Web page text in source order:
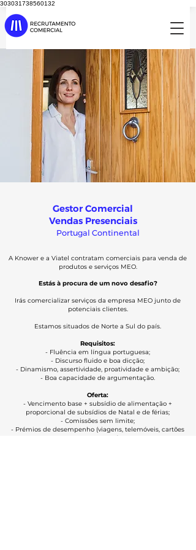
303031738560132
Gestor Comercial
Vendas Presenciais
Portugal Continental
A Knower e a Viatel contratam comerciais para venda de
produtos e serviços MEO.
Estás à procura de um novo desafio?
Irás comercializar serviços da empresa MEO junto de
potenciais clientes.
Estamos situados de Norte a Sul do país.
Requisitos:
- Fluência em língua portuguesa;
- Discurso fluido e boa dicção;
- Dinamismo, assertividade, proatividade e ambição;
- Boa capacidade de argumentação.
Oferta:
- Vencimento base + subsídio de alimentação +
proporcional de subsídios de Natal e de férias;
- Comissões sem limite;
- ​Prémios de desempenho (viagens, telemóveis, cartões
presente, etc.);